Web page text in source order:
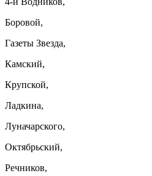
Боровой,
Газеты Звезда,
Камский,
Крупской,
Ладкина,
Луначарского,
Октябрьский,
Речников,